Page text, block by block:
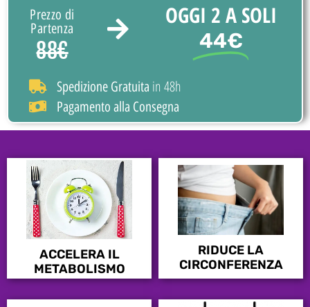
Prezzo di
Partenza
88€
OGGI 2 A SOLI
44€
Spedizione Gratuita in 48h
Pagamento alla Consegna
ACCELERA IL
METABOLISMO
RIDUCE LA
CIRCONFERENZA